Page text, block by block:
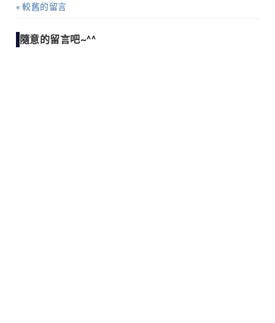
留
言
較舊的留言
隨意的留言吧~^^